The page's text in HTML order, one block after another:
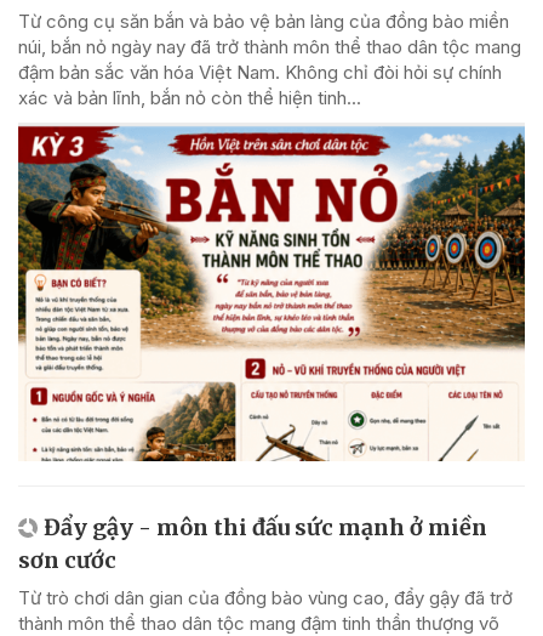
Từ công cụ săn bắn và bảo vệ bản làng của đồng bào miền
núi, bắn nỏ ngày nay đã trở thành môn thể thao dân tộc mang
đậm bản sắc văn hóa Việt Nam. Không chỉ đòi hỏi sự chính
xác và bản lĩnh, bắn nỏ còn thể hiện tinh...
Đẩy gậy - môn thi đấu sức mạnh ở miền
sơn cước
Từ trò chơi dân gian của đồng bào vùng cao, đẩy gậy đã trở
thành môn thể thao dân tộc mang đậm tinh thần thượng võ